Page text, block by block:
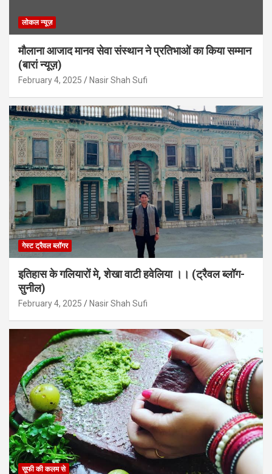
लोकल न्यूज़
मौलाना आजाद मानव सेवा संस्थान ने प्रतिभाओं का किया सम्मान
(बारां न्यूज़)
February 4, 2025 Nasir Shah Sufi
गेस्ट ट्रैवल ब्लॉगर
इतिहास के गलियारों मे, शेखा वाटी हवेलिया ।। (ट्रैवल ब्लॉग-
सुनील)
February 4, 2025 Nasir Shah Sufi
सूफी की कलम से